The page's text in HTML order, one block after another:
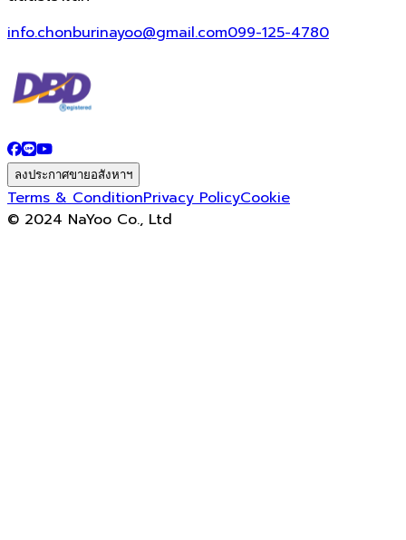
info.chonburinayoo@gmail.com099-125-4780
ลงประกาศขายอสังหาฯ
Terms & ConditionPrivacy PolicyCookie
© 2024 NaYoo Co., Ltd